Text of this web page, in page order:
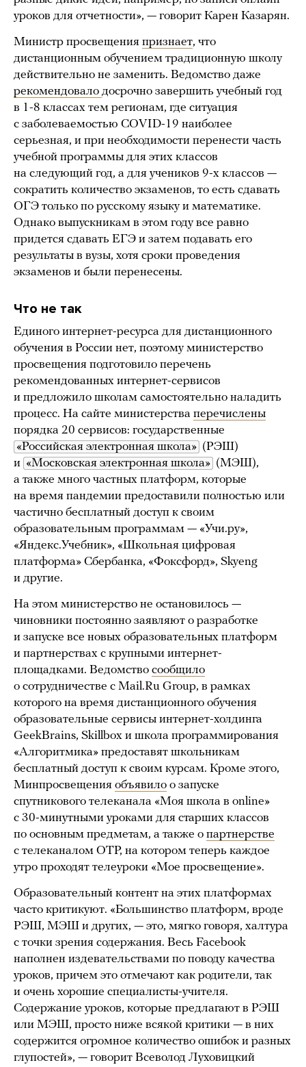
уроков для отчетности», — говорит Карен Казарян.
Министр просвещения признает, что
дистанционным обучением традиционную школу
действительно не заменить. Ведомство даже
рекомендовало досрочно завершить учебный год
в 1-8 классах тем регионам, где ситуация
с заболеваемостью COVID-19 наиболее
серьезная, и при необходимости перенести часть
учебной программы для этих классов
на следующий год, а для учеников 9-х классов —
сократить количество экзаменов, то есть сдавать
ОГЭ только по русскому языку и математике.
Однако выпускникам в этом году все равно
придется сдавать ЕГЭ и затем подавать его
результаты в вузы, хотя сроки проведения
экзаменов и были перенесены.
Что не так
Единого интернет-ресурса для дистанционного
обучения в России нет, поэтому министерство
просвещения подготовило перечень
рекомендованных интернет-сервисов
и предложило школам самостоятельно наладить
процесс. На сайте министерства перечислены
порядка 20 сервисов: государственные
«Российская электронная школа» (РЭШ)
и «Московская электронная школа» (МЭШ),
а также много частных платформ, которые
на время пандемии предоставили полностью или
частично бесплатный доступ к своим
образовательным программам — «Учи.ру»,
«Яндекс.Учебник», «Школьная цифровая
платформа» Сбербанка, «Фоксфорд», Skyeng
и другие.
На этом министерство не остановилось —
чиновники постоянно заявляют о разработке
и запуске все новых образовательных платформ
и партнерствах с крупными интернет-
площадками. Ведомство сообщило
о сотрудничестве с Mail.Ru Group, в рамках
которого на время дистанционного обучения
образовательные сервисы интернет-холдинга
GeekBrains, Skillbox и школа программирования
«Алгоритмика» предоставят школьникам
бесплатный доступ к своим курсам. Кроме этого,
Минпросвещения объявило о запуске
спутникового телеканала «Моя школа в online»
с 30-минутными уроками для старших классов
по основным предметам, а также о партнерстве
с телеканалом ОТР, на котором теперь каждое
утро проходят телеуроки «Мое просвещение».
Образовательный контент на этих платформах
часто критикуют. «Большинство платформ, вроде
РЭШ, МЭШ и других, — это, мягко говоря, халтура
с точки зрения содержания. Весь Facebook
наполнен издевательствами по поводу качества
уроков, причем это отмечают как родители, так
и очень хорошие специалисты-учителя.
Содержание уроков, которые предлагают в РЭШ
или МЭШ, просто ниже всякой критики — в них
содержится огромное количество ошибок и разных
глупостей», — говорит Всеволод Луховицкий